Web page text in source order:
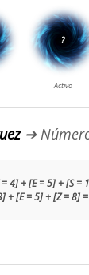
➔
4] + [E = 5] + [S
+ [E = 5] + [Z = 8]